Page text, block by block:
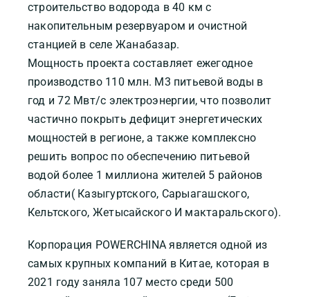
строительство водорода в 40 км с
накопительным резервуаром и очистной
станцией в селе Жанабазар.
Мощность проекта составляет ежегодное
производство 110 млн. М3 питьевой воды в
год и 72 Мвт/с электроэнергии, что позволит
частично покрыть дефицит энергетических
мощностей в регионе, а также комплексно
решить вопрос по обеспечению питьевой
водой более 1 миллиона жителей 5 районов
области( Казыгуртского, Сарыагашского,
Кельтского, Жетысайского И мактаральского).
Корпорация POWERCHINA является одной из
самых крупных компаний в Китае, которая в
2021 году заняла 107 место среди 500